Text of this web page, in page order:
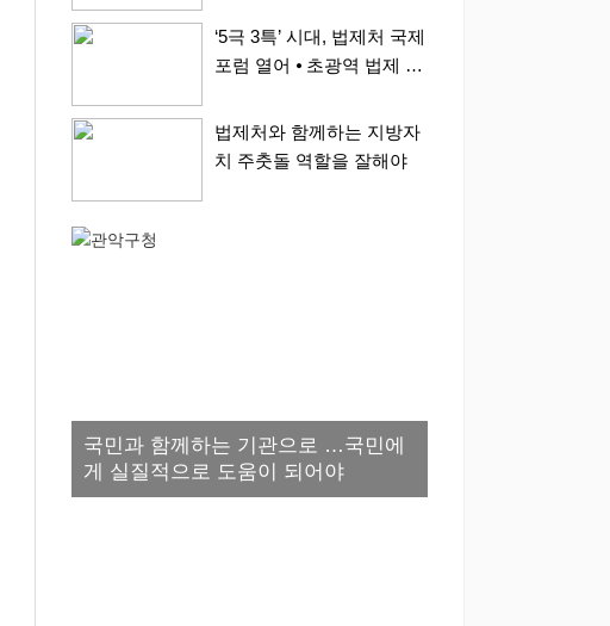
‘5극 3특’ 시대, 법제처 국제
포럼 열어 ⦁ 초광역 법제 정
법제처와 함께하는 지방자
치 주춧돌 역할을 잘해야
국민과 함께하는 기관으로 …국민에
게 실질적으로 도움이 되어야